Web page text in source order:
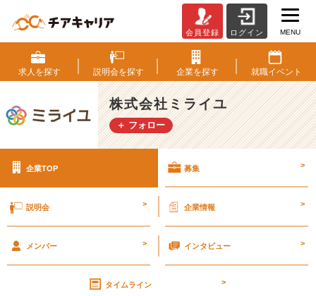
式
会
社
ミ
ラ
イ
用/
-
想
会員登録 ログイン MENU
求人を探す 説明会を探す 企業を探す 就職イベント
株式会社ミライユ
＋ フォロー
企業TOP 募集 >
説明会 > 企業情報 >
メンバー > インタビュー >
タイムライン >